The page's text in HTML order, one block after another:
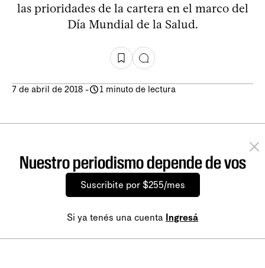
las prioridades de la cartera en el marco del
Día Mundial de la Salud.
7 de abril de 2018 - 1 minuto de lectura
Nuestro periodismo depende de vos
Suscribite por $255/mes
Si ya tenés una cuenta Ingresá